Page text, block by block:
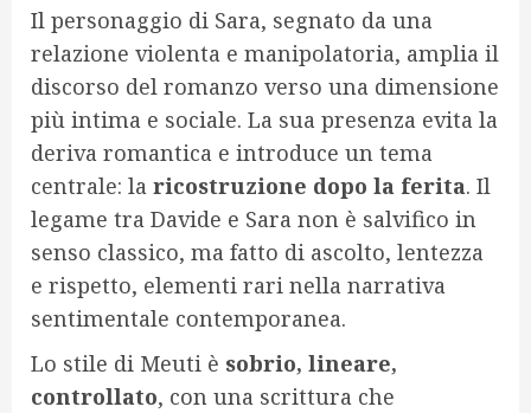
Il personaggio di Sara, segnato da una
relazione violenta e manipolatoria, amplia il
discorso del romanzo verso una dimensione
più intima e sociale. La sua presenza evita la
deriva romantica e introduce un tema
centrale: la ricostruzione dopo la ferita. Il
legame tra Davide e Sara non è salvifico in
senso classico, ma fatto di ascolto, lentezza
e rispetto, elementi rari nella narrativa
sentimentale contemporanea.
Lo stile di Meuti è sobrio, lineare,
controllato, con una scrittura che